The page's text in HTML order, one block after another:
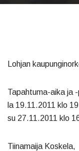
Lohjan
Tapahtuma-aika ja
la 19.11.2011 klo
su 27.11.2011 klo
Tiinamaija Koskela,